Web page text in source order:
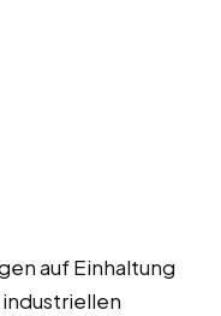
auf Einhaltung